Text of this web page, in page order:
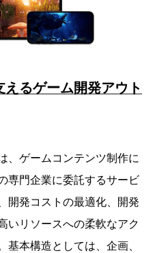
るゲーム開発アウト
、ゲームコンテンツ制作に
専門企業に委託するサービ
開発コストの最適化、開発
いリソースへの柔軟なアク
本構造としては、企画、